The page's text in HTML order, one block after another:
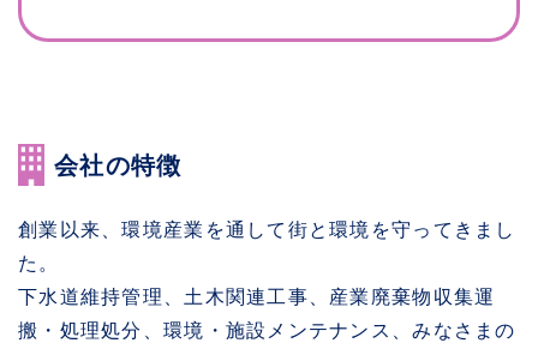
会社の特徴
創業以来、環境産業を通して街と環境を守ってきまし
た。
下水道維持管理、土木関連工事、産業廃棄物収集運
搬・処理処分、環境・施設メンテナンス、みなさまの